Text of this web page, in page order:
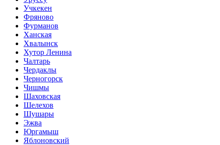
Учкекен
Фряново
Фурманов
Ханская
Хвалынск
Хутор Ленина
Чалтарь
Чердаклы
Черногорск
Чишмы
Шаховская
Шелехов
Шушары
Эжва
Юргамыш
Яблоновский